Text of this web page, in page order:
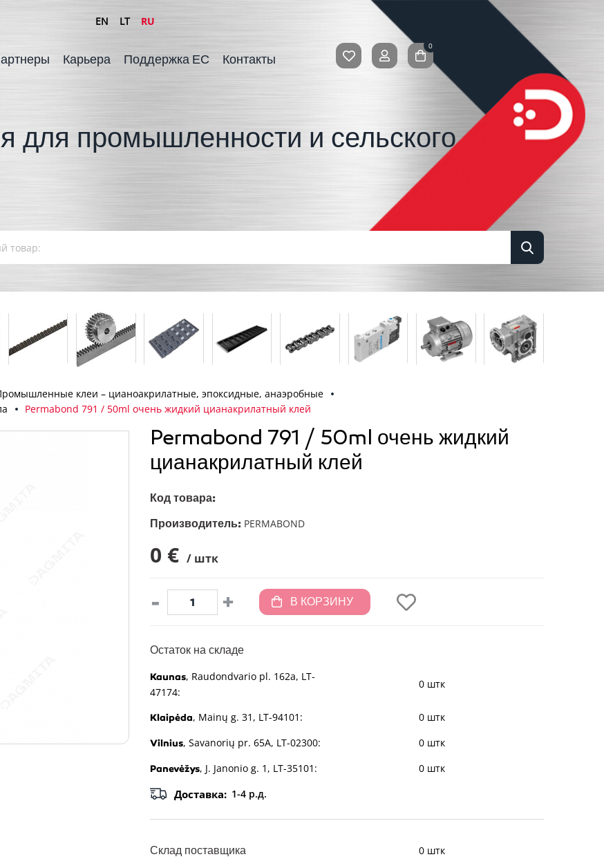
EN LT RU
Карьера Поддержка ЕС Контакты
0
для промышленности и сельского
клеи – цианоакрилатные, эпоксидные, анаэробные
Permabond 791 / 50ml очень жидкий цианакрилатный клей
Permabond 791 / 50ml очень жидкий
цианакрилатный клей
Код товара:
Производитель: PERMABOND
0 € / штк
- + В КОРЗИНУ
Остаток на складе
Kaunas, Raudondvario pl. 162a, LT-
47174:
0 штк
Klaipėda, Mainų g. 31, LT-94101: 0 штк
Vilnius, Savanorių pr. 65A, LT-02300: 0 штк
Panevėžys, J. Janonio g. 1, LT-35101: 0 штк
Доставка: 1-4 р.д.
Склад поставщика 0 штк